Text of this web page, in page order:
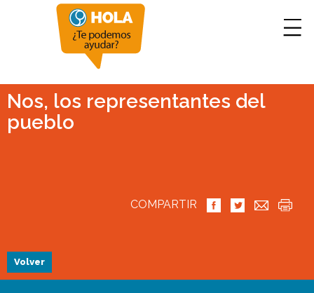
Nos, los representantes del
pueblo
COMPARTIR
Volver